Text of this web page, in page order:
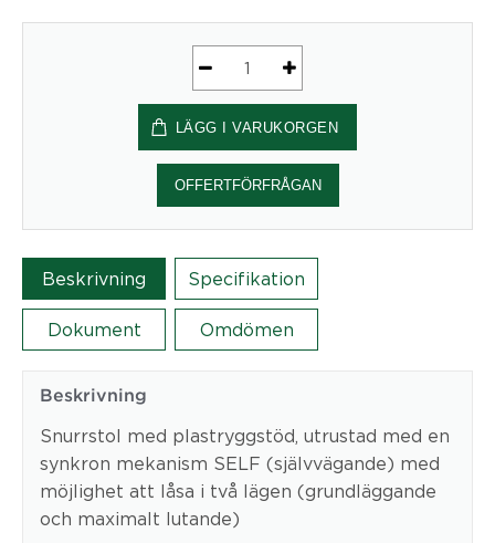
Profim
Trillo
Pro
20ST
mängd
LÄGG I VARUKORGEN
OFFERTFÖRFRÅGAN
Beskrivning Specifikation
Dokument Omdömen
Beskrivning
Snurrstol med plastryggstöd, utrustad med en
synkron mekanism SELF (självvägande) med
möjlighet att låsa i två lägen (grundläggande
och maximalt lutande)